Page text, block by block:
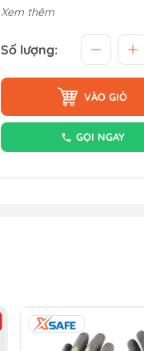
Xem thêm
Số lượng:
VÀO GIỎ
GỌI NGAY